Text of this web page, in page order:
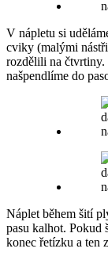
V nápletu si
cviky (malými
rozdělili na čtvrtiny.
našpendlíme do
Náplet během šití
pasu kalhot. Pokud
konec řetízku a ten